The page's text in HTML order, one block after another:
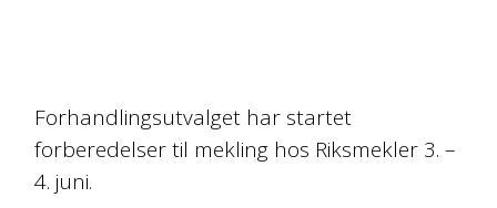
Forhandlingsutvalget har startet
forberedelser til mekling hos Riksmekler 3. –
4. juni.